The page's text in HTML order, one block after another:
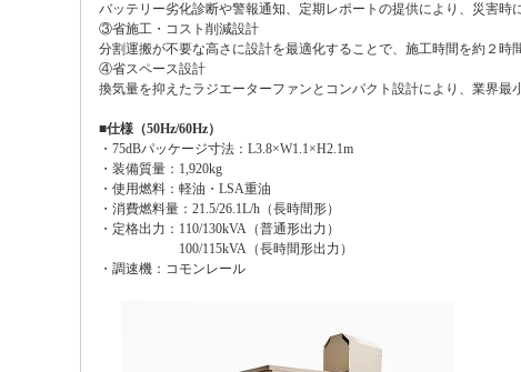
バッテリー劣化診断や警報通知、定期レポートの提供により、災害時
③省施工・コスト削減設計
分割運搬が不要な高さに設計を最適化することで、施工時間を約２時
④省スペース設計
換気量を抑えたラジエーターファンとコンパクト設計により、業界最
■仕様（50Hz/60Hz）
・75dBパッケージ寸法：L3.8×W1.1×H2.1m
・装備質量：1,920kg
・使用燃料：軽油・LSA重油
・消費燃料量：21.5/26.1L/h（長時間形）
・定格出力：110/130kVA（普通形出力）
100/115kVA（長時間形出力）
・調速機：コモンレール